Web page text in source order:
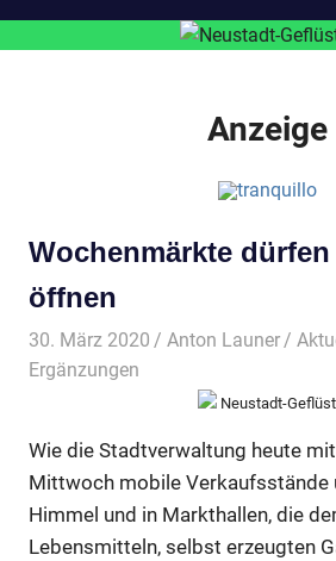
Anzeige
Wochenmärkte
öffnen
30. März 2020 Anton Launer
Ergänzungen
Neustadt-
Wie die Stadtverwaltung heute
Mittwoch mobile Verkaufsstände
Himmel und in Markthallen, die
Lebensmitteln, selbst erzeugten